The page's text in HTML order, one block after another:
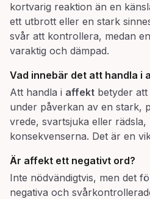
kortvarig reaktion än en
ett utbrott eller en stark
svår att kontrollera, medan
varaktig och dämpad.
Vad innebär det att handla i
Att handla i affekt betyder
under påverkan av en stark,
vrede, svartsjuka eller
konsekvenserna. Det är en
Är affekt ett negativt ord?
Inte nödvändigtvis, men det
negativa och